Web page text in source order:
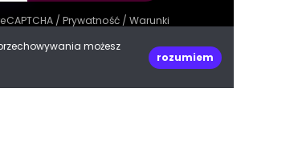
/ Prywatność / Warunki
decoPLANET Polska
ul. Kasprowicza 47
możesz
rozumiem